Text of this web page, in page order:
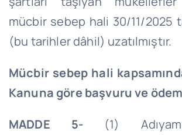
mücbir sebep hali 30/11/2025
(bu tarihler dâhil) uzatılmıştır.
Mücbir sebep hali
Kanuna göre başvuru ve
MADDE 5- (1)